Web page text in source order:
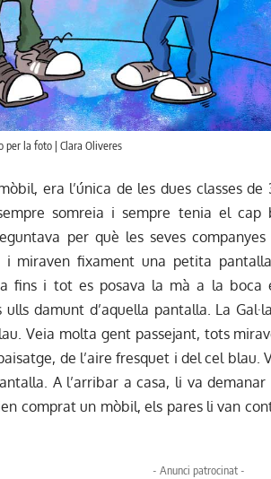
per la foto | Clara Oliveres
era l’única de les dues classes
somreia i sempre tenia el cap
per què les seves
miraven fixament una petita
fins i tot es posava la mà a la boca
ulls damunt d’aquella pantalla. La
Veia molta gent passejant, tots
de l’aire fresquet i del cel
A l’arribar a casa, li va
comprat un mòbil, els pares li van
- Anunci patrocinat -